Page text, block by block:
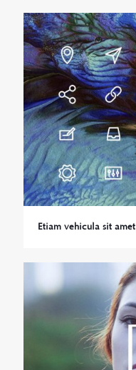
Etiam vehicula sit amet